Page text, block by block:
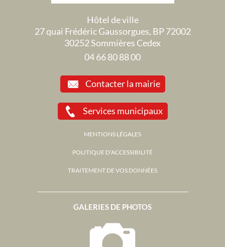
GALERIES DE PHOTOS
Hôtel de ville
27 quai Frédéric Gaussorgues, BP 72002
30252 Sommières Cedex
04 66 80 88 00
Contacter la mairie
Services municipaux
MENTIONS LÉGALES
POLITIQUE D'ACCESSIBILITÉ
TRAITEMENT DE VOS DONNÉES